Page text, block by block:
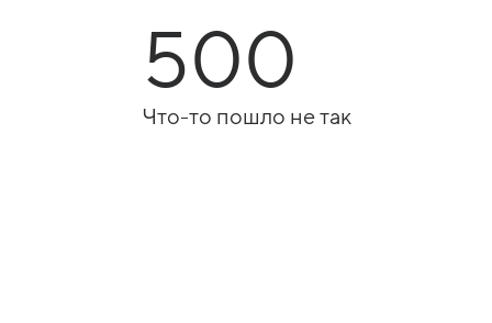
500
Что-то пошло не так